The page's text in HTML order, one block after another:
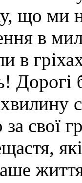
що ми
в
в
Дорогі
свої